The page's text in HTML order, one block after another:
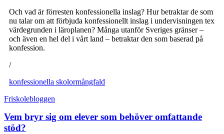
Och vad är förresten konfessionella inslag? Hur betraktar de som
nu talar om att förbjuda konfessionellt inslag i undervisningen tex
värdegrunden i läroplanen? Många utanför Sveriges gränser –
och även en hel del i vårt land – betraktar den som baserad på
konfession.
/
konfessionella skolormångfald
Friskolebloggen
Vem bryr sig om elever som behöver omfattande
stöd?